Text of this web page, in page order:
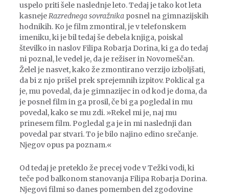
uspelo priti šele naslednje leto. Tedaj je tako kot leta
kasnejeRazrednega sovražnikaposnel na gimnazijskih
hodnikih. Ko je film zmontiral, je v telefonskem
imeniku, ki je bil tedaj še debela knjiga, poiskal
številko in naslov Filipa Robarja Dorina, ki ga do tedaj
ni poznal, le vedel je, da je režiser in Novomeščan.
Želel je nasvet, kako že zmontirano verzijo izboljšati,
da bi z njo prišel prek sprejemnih izpitov. Poklical ga
je, mu povedal, da je gimnazijec in od kod je doma, da
je posnel film in ga prosil, če bi ga pogledal in mu
povedal, kako se mu zdi. »Rekel mi je, naj mu
prinesem film. Pogledal ga je in mi naslednji dan
povedal par stvari. To je bilo najino edino srečanje.
Njegov opus pa poznam.«
Od tedaj je preteklo že precej vode v Težki vodi, ki
teče pod balkonom stanovanja Filipa Robarja Dorina.
Njegovi filmi so danes pomemben del zgodovine